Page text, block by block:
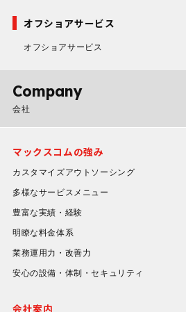
オフショアサービス
オフショアサービス
Company
会社
マックスコムの強み
カスタマイズアウトソーシング
多様なサービスメニュー
豊富な実績・経験
明瞭な料金体系
業務運用力・改善力
安心の設備・体制・セキュリティ
会社案内